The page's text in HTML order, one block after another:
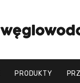
PRODUKTY